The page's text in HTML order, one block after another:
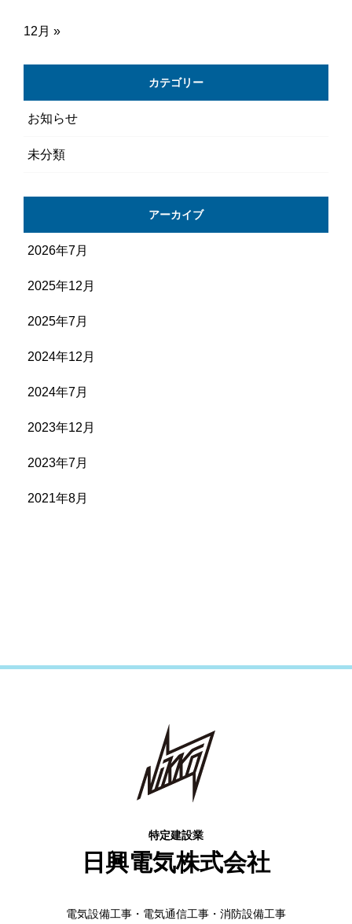
12月 »
カテゴリー
お知らせ
未分類
アーカイブ
2026年7月
2025年12月
2025年7月
2024年12月
2024年7月
2023年12月
2023年7月
2021年8月
特定建設業
日興電気株式会社
電気設備工事・電気通信工事・消防設備工事